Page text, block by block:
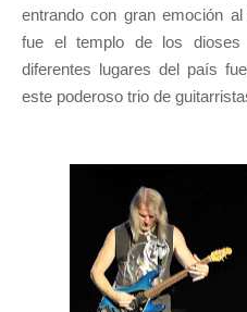
entrando con gran emoción
fue el templo de los
diferentes lugares del país
este poderoso trio de